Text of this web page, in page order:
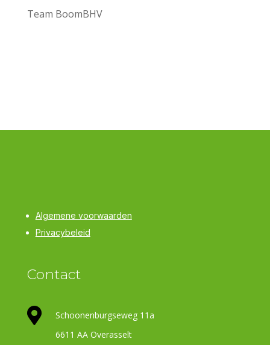
Team BoomBHV
Algemene voorwaarden
Privacybeleid
Contact

Schoonenburgseweg 11a
6611 AA Overasselt